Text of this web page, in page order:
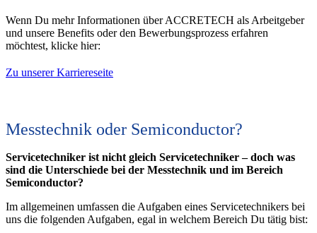
Wenn Du mehr Informationen über ACCRETECH als Arbeitgeber
und unsere Benefits oder den Bewerbungsprozess erfahren
möchtest, klicke hier:
Zu unserer Karriereseite
Messtechnik oder Semiconductor?
Servicetechniker ist nicht gleich Servicetechniker – doch was
sind die Unterschiede bei der Messtechnik und im Bereich
Semiconductor?
Im allgemeinen umfassen die Aufgaben eines Servicetechnikers bei
uns die folgenden Aufgaben, egal in welchem Bereich Du tätig bist: